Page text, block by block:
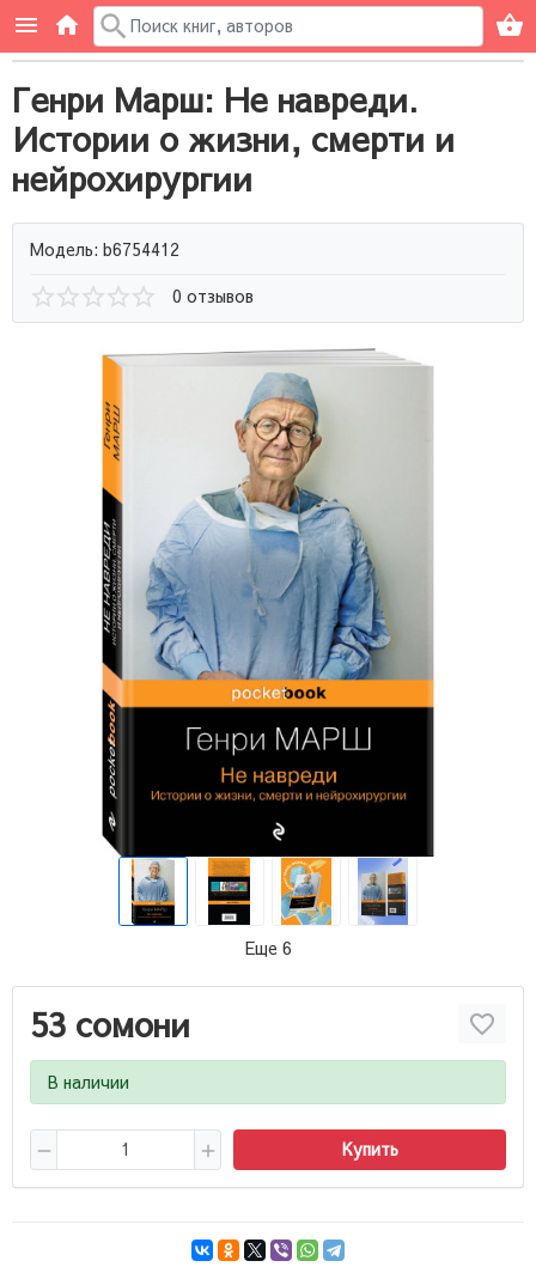
Генри Марш: Не навреди.
Истории о жизни, смерти и
нейрохирургии
Модель: b6754412
0 отзывов
Еще 6
53 сомони
В наличии
Купить